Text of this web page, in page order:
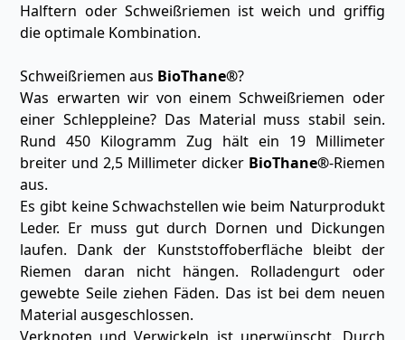
Halftern oder Schweißriemen ist weich und griffig
die optimale Kombination.
Schweißriemen aus BioThane®?
Was erwarten wir von einem Schweißriemen oder
einer Schleppleine? Das Material muss stabil sein.
Rund 450 Kilogramm Zug hält ein 19 Millimeter
breiter und 2,5 Millimeter dicker BioThane®-Riemen
aus.
Es gibt keine Schwachstellen wie beim Naturprodukt
Leder. Er muss gut durch Dornen und Dickungen
laufen. Dank der Kunststoffoberfläche bleibt der
Riemen daran nicht hängen. Rolladengurt oder
gewebte Seile ziehen Fäden. Das ist bei dem neuen
Material ausgeschlossen.